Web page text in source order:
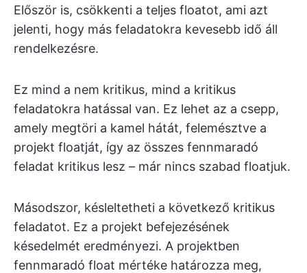
Először is, csökkenti a teljes floatot, ami azt
jelenti, hogy más feladatokra kevesebb idő áll
rendelkezésre.
Ez mind a nem kritikus, mind a kritikus
feladatokra hatással van. Ez lehet az a csepp,
amely megtöri a kamel hátát, felemésztve a
projekt floatját, így az összes fennmaradó
feladat kritikus lesz – már nincs szabad floatjuk.
Másodszor, késleltetheti a következő kritikus
feladatot. Ez a projekt befejezésének
késedelmét eredményezi. A projektben
fennmaradó float mértéke határozza meg,